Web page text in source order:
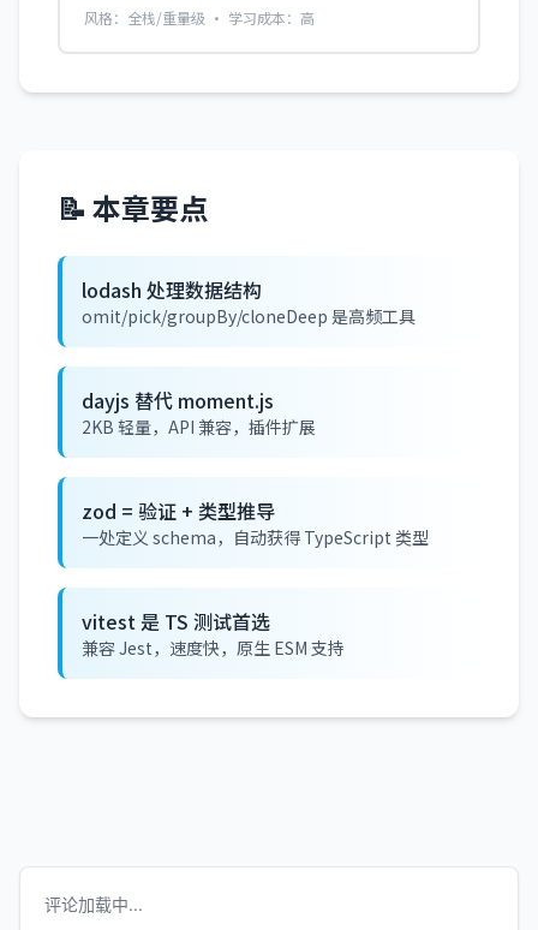
风格：全栈/重量级 · 学习成本：高
📝 本章要点
lodash 处理数据结构
omit/pick/groupBy/cloneDeep 是高频工具
dayjs 替代 moment.js
2KB 轻量，API 兼容，插件扩展
zod = 验证 + 类型推导
一处定义 schema，自动获得 TypeScript 类型
vitest 是 TS 测试首选
兼容 Jest，速度快，原生 ESM 支持
评论加载中...